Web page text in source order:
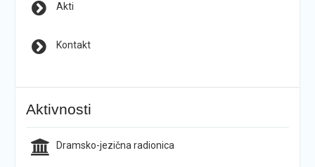
Akti
Kontakt
Aktivnosti
Dramsko-jezična radionica